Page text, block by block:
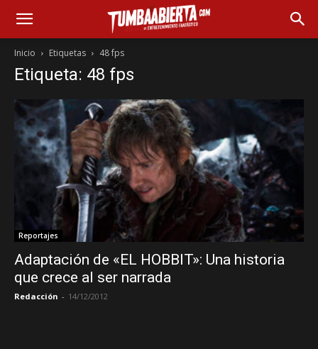
Inicio Etiquetas 48 fps
Etiqueta: 48 fps
Reportajes
Adaptación de «EL HOBBIT»: Una historia
que crece al ser narrada
Redacción - 14/12/2012